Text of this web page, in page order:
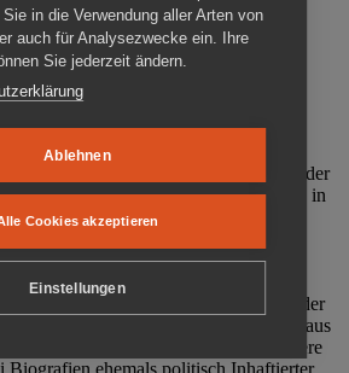
Cottbus ist ein Ort
Anschaulich, nah und
der DDR gründeten im Oktober
Cottbus e. V. (MRZ), der
ehemaligen Gefängnisses (1860-2002) in
Träger der Gedenkstätte Zuchthaus
Arbeit der Gedenkstätte steht die
politischem Unrecht während der
und der SED-Diktatur.
Dauer- und Sonderausstellungen in der
Cottbus Beispiele politischen Unrechts aus
des 20. Jahrhunderts. Eine besondere
Biografien ehemals politisch Inhaftierter
in die Verwendung aller Arten von
auch für Analysezwecke ein. Ihre
Sie jederzeit ändern.
Ablehnen
Cookies akzeptieren
Einstellungen